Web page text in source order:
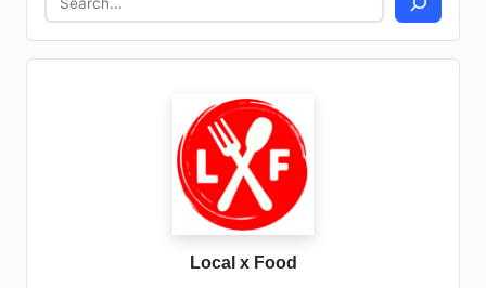
Local x Food